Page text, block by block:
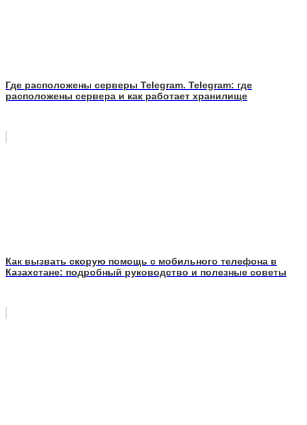
Где расположены серверы Telegram. Telegram: где
расположены сервера и как работает хранилище
Как вызвать скорую помощь с мобильного телефона в
Казахстане: подробный руководство и полезные советы